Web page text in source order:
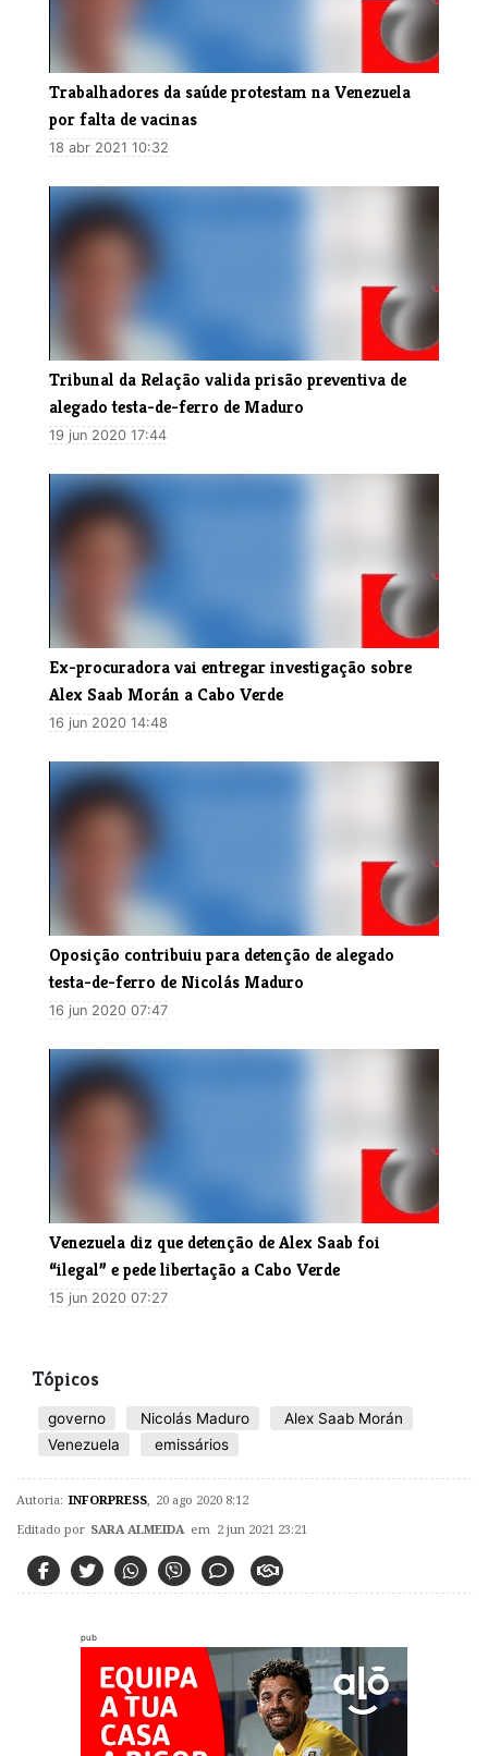
Trabalhadores da saúde protestam na Venezuela
por falta de vacinas
18 abr 2021 10:32
Tribunal da Relação valida prisão preventiva de
alegado testa-de-ferro de Maduro
19 jun 2020 17:44
Ex-procuradora vai entregar investigação sobre
Alex Saab Morán a Cabo Verde
16 jun 2020 14:48
Oposição contribuiu para detenção de alegado
testa-de-ferro de Nicolás Maduro
16 jun 2020 07:47
Venezuela diz que detenção de Alex Saab foi
“ilegal” e pede libertação a Cabo Verde
15 jun 2020 07:27
Tópicos
governo Nicolás Maduro
Alex Saab Morán
Venezuela
emissários
Autoria: INFORPRESS 20 ago 2020 8:12
Editado por SARA ALMEIDA em 2 jun 2021 23:21
pub